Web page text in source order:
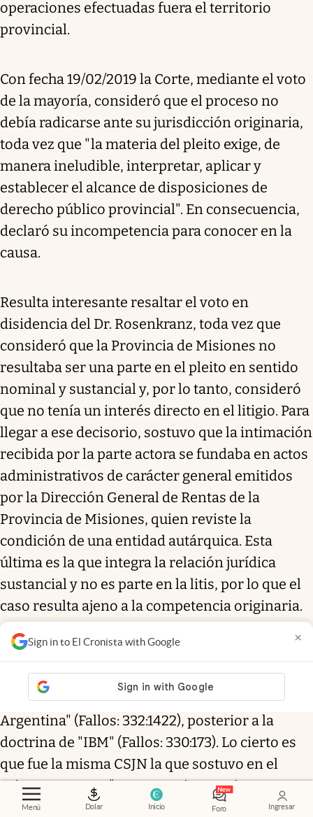
Menú Dolar Inicio Foro Ingresar
Sign in to El Cronista with Google ×
operaciones efectuadas fuera el territorio
provincial.
Con fecha 19/02/2019 la Corte, mediante el voto
de la mayoría, consideró que el proceso no
debía radicarse ante su jurisdicción originaria,
toda vez que "la materia del pleito exige, de
manera ineludible, interpretar, aplicar y
establecer el alcance de disposiciones de
derecho público provincial". En consecuencia,
declaró su incompetencia para conocer en la
causa.
Resulta interesante resaltar el voto en
disidencia del Dr. Rosenkranz, toda vez que
consideró que la Provincia de Misiones no
resultaba ser una parte en el pleito en sentido
nominal y sustancial y, por lo tanto, consideró
que no tenía un interés directo en el litigio. Para
llegar a ese decisorio, sostuvo que la intimación
recibida por la parte actora se fundaba en actos
administrativos de carácter general emitidos
por la Dirección General de Rentas de la
Provincia de Misiones, quien reviste la
condición de una entidad autárquica. Esta
última es la que integra la relación jurídica
sustancial y no es parte en la litis, por lo que el
caso resulta ajeno a la competencia originaria.
A priori, parecería que el voto del Dr.
Rosenkranz resulta contrario a la doctrina de la
CSJN sentada en "Asociación de Bancos de la
Argentina" (Fallos: 332:1422), posterior a la
doctrina de "IBM" (Fallos: 330:173). Lo cierto es
que fue la misma CSJN la que sostuvo en el
primer caso que "es necesario examinar, en
cada caso y con el propósito de discernir